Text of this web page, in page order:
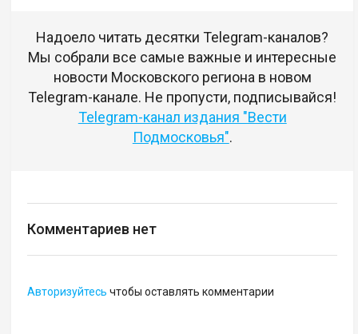
Надоело читать десятки Telegram-каналов?
Мы собрали все самые важные и интересные
новости Московского региона в новом
Telegram-канале. Не пропусти, подписывайся!
Telegram-канал издания "Вести
Подмосковья".
Комментариев нет
Авторизуйтесь чтобы оставлять комментарии